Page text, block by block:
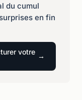
du cumul
en fin
votre